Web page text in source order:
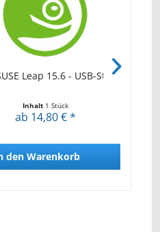
Leap 15.6 - USB-Stick
Inhalt 1 Stück
ab 14,80 € *
den Warenkorb